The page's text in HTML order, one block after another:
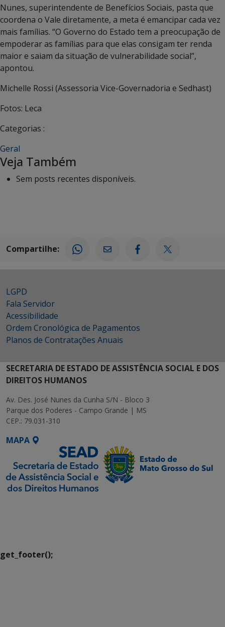
Nunes, superintendente de Benefícios Sociais, pasta que
coordena o Vale diretamente, a meta é emancipar cada vez
mais famílias. “O Governo do Estado tem a preocupação de
empoderar as famílias para que elas consigam ter renda
maior e saiam da situação de vulnerabilidade social”,
apontou.
Michelle Rossi (Assessoria Vice-Governadoria e Sedhast)
Fotos: Leca
Categorias :
Geral
Veja Também
Sem posts recentes disponíveis.
Compartilhe:
LGPD
Fala Servidor
Acessibilidade
Ordem Cronológica de Pagamentos
Planos de Contratações Anuais
SECRETARIA DE ESTADO DE ASSISTÊNCIA SOCIAL E DOS
DIREITOS HUMANOS
Av. Des. José Nunes da Cunha S/N - Bloco 3
Parque dos Poderes - Campo Grande | MS
CEP.: 79.031-310
MAPA
get_footer();